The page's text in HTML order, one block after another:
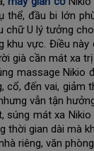
thể, đầu bi lớn
chữ U lý tưởng
khu vực. Điều
già cần mát xa trị
massage Nikio
cổ, đến vai, giảm
vẫn tận
súng mát xa
thời gian dài mà
riêng, văn